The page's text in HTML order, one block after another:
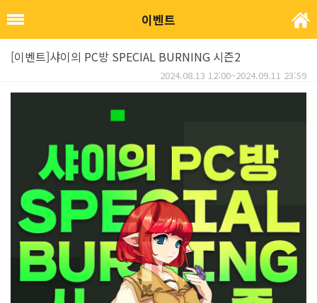
이벤트
[이벤트]샤이의 PC방 SPECIAL BURNING 시즌2
2024.08.13 12:00~2024.09.11 23:59